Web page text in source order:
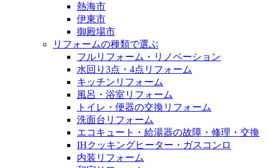
熱海市
伊東市
御殿場市
リフォームの種類で選ぶ
フルリフォーム・リノベーション
水回り3点・4点リフォーム
キッチンリフォーム
風呂・浴室リフォーム
トイレ・便器の交換リフォーム
洗面台リフォーム
エコキュート・給湯器の故障・修理・交換
IHクッキングヒーター・ガスコンロ
内装リフォーム